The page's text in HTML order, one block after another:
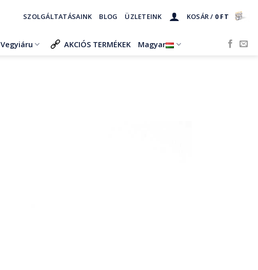
SZOLGÁLTATÁSAINK BLOG ÜZLETEINK KOSÁR / 0 FT
Vegyiáru AKCIÓS TERMÉKEK Magyar